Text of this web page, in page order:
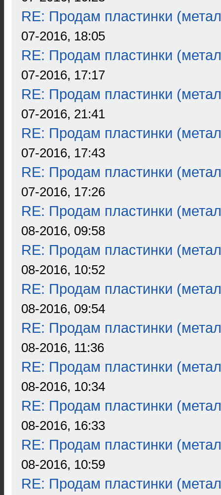
RE: Продам пластинки
07-2016, 18:05
RE: Продам пластинки
07-2016, 17:17
RE: Продам пластинки
07-2016, 21:41
RE: Продам пластинки
07-2016, 17:43
RE: Продам пластинки
07-2016, 17:26
RE: Продам пластинки
08-2016, 09:58
RE: Продам пластинки
08-2016, 10:52
RE: Продам пластинки
08-2016, 09:54
RE: Продам пластинки
08-2016, 11:36
RE: Продам пластинки
08-2016, 10:34
RE: Продам пластинки
08-2016, 16:33
RE: Продам пластинки
08-2016, 10:59
RE: Продам пластинки